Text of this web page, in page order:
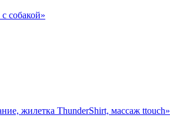
собакой»
жилетка ThunderShirt, массаж ttouch»